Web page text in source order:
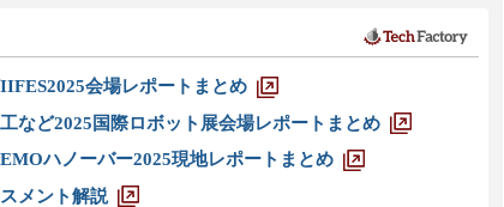
会場レポートまとめ
など2025国際ロボット展会場レポートまとめ
ハノーバー2025現地レポートまとめ
メント解説